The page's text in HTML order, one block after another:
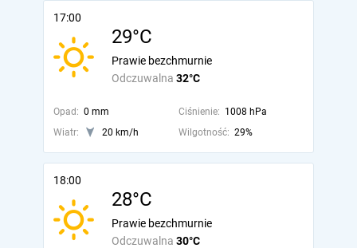
17:00
29°C
Odczuwalna 32°C
Prawie bezchmurnie
Opad: 0 mm Ciśnienie: 1008 hPa
Wiatr:
20 km/h Wilgotność: 29%
18:00
28°C
Odczuwalna 30°C
Prawie bezchmurnie